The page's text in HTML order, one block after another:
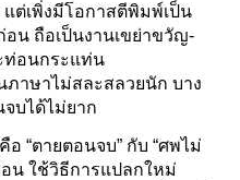
ต่เพิ่งมีโอกาสตีพิมพ์เป็น
น ถือเป็นงานเขย่าขวัญ-
ท่อนกระแท่น
ภาษาไม่สละสลวยนัก บาง
จบได้ไม่ยาก
“ตายตอนจบ” กับ “ศพไม่
น ใช้วิธีการแปลกใหม่